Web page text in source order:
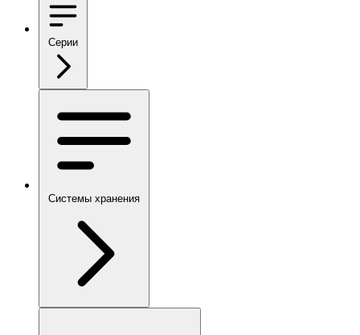
Серии
Системы хранения